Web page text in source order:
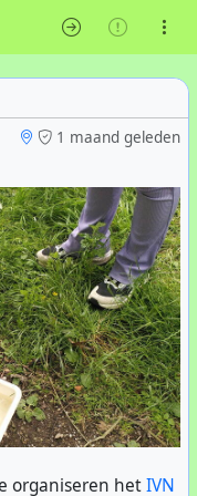
1 maand geleden
organiseren hetIVN